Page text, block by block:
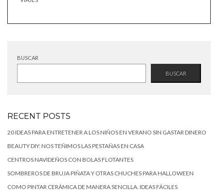
BUSCAR
BUSCAR
RECENT POSTS
20 IDEAS PARA ENTRETENER A LOS NIÑOS EN VERANO SIN GASTAR DINERO
BEAUTY DIY: NOS TEÑIMOS LAS PESTAÑAS EN CASA
CENTROS NAVIDEÑOS CON BOLAS FLOTANTES
SOMBREROS DE BRUJA PIÑATA Y OTRAS CHUCHES PARA HALLOWEEN
COMO PINTAR CERÁMICA DE MANERA SENCILLA. IDEAS FÁCILES